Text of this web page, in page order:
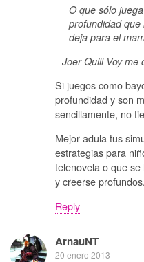
O que sólo
profundidad que
deja para el
Joer Quill Voy me
Si juegos como
profundidad y son
sencillamente, no
Mejor adula tus
estrategias para
telenovela o que
y creerse profundos.
Reply
ArnauNT
20 enero 2013